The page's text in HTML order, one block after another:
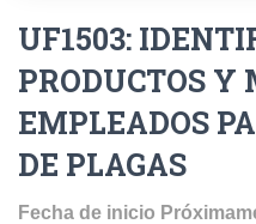
UF1503:
PRODUCTOS Y
EMPLEADOS
DE PLAGAS
Fecha de inicio